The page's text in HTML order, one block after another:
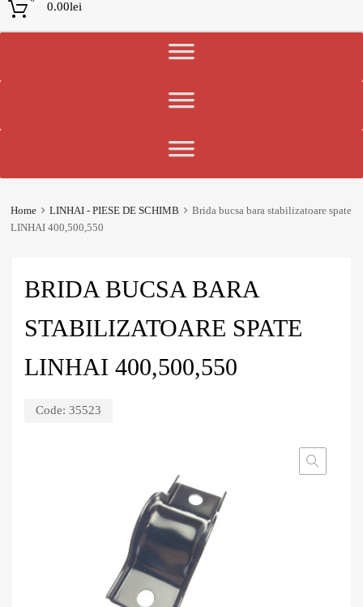
0.00lei
Home LINHAI - PIESE DE SCHIMB
Brida bucsa bara stabilizatoare spate
LINHAI 400,500,550
BRIDA BUCSA BARA
STABILIZATOARE SPATE
LINHAI 400,500,550
Code: 35523